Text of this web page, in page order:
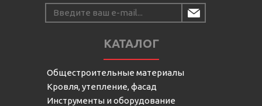
КАТАЛОГ
Общестроительные материалы
Кровля, утепление, фасад
Инструменты и оборудование